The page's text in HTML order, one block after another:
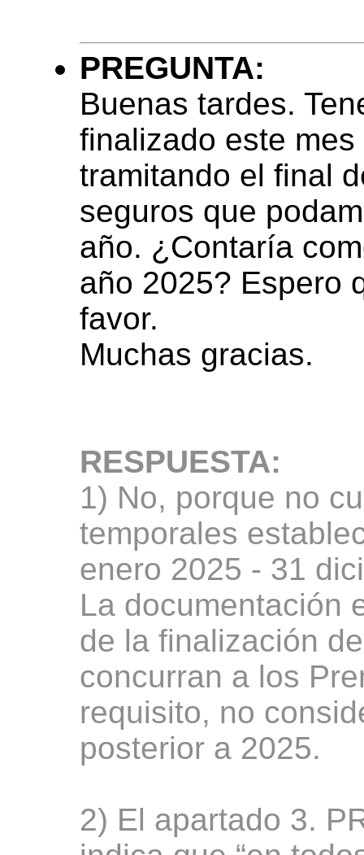
PREGUNTA:
Buenas tardes.
finalizado este
tramitando el final
seguros que
año. ¿Contaría
año 2025? Espero
favor.
Muchas gracias.
RESPUESTA:
1) No, porque no
temporales
enero 2025 - 31
La documentación
de la finalización
concurran a los
requisito, no
posterior a 2025.
2) El apartado 3.